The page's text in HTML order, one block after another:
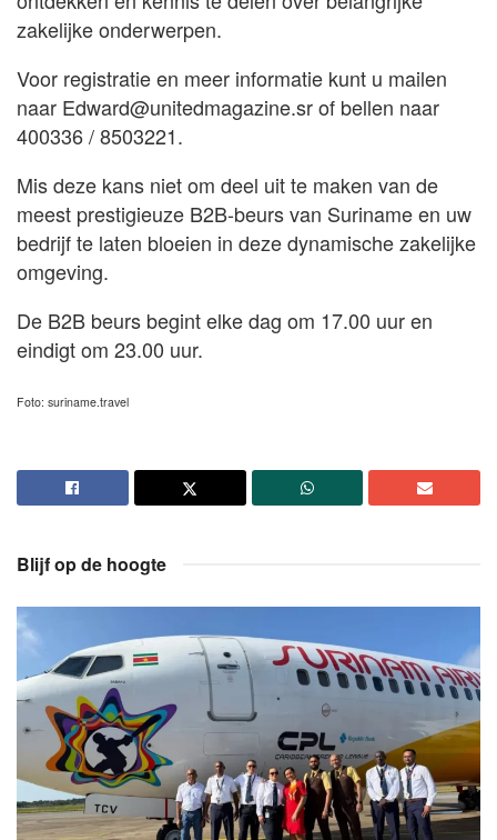
zakelijke onderwerpen.
Voor registratie en meer informatie kunt u mailen
naar Edward@unitedmagazine.srof bellen naar
400336 / 8503221.
Mis deze kans niet om deel uit te maken van de
meest prestigieuze B2B-beurs van Suriname en uw
bedrijf te laten bloeien in deze dynamische zakelijke
omgeving.
De B2B beurs begint elke dag om 17.00 uur en
eindigt om 23.00 uur.
Foto: suriname.travel
Blijf op de hoogte